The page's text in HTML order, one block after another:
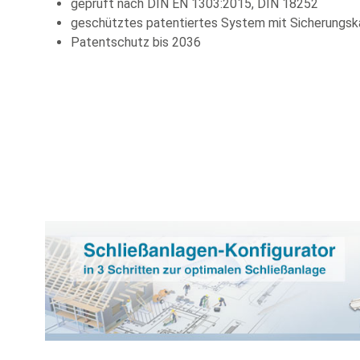
geprüft nach DIN EN 1303:2015, DIN 18252
geschütztes patentiertes System mit
Patentschutz bis 2036